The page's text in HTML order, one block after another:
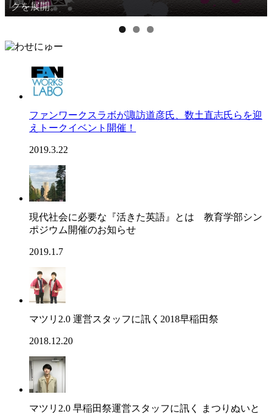
クを展開。
ファンワークスラボが諏訪道彦氏、数土直志氏らを迎
えトークイベント開催！
2019.3.22
現代社会に必要な『活きた英語』とは 教育学部シン
ポジウム開催のお知らせ
2019.1.7
マツリ2.0 運営スタッフに訊く2018早稲田祭
2018.12.20
マツリ2.0 早稲田祭運営スタッフに訊く まつりぬいと